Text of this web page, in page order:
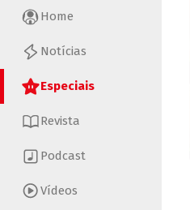
Home
Notícias
Especiais
Revista
Podcast
Vídeos